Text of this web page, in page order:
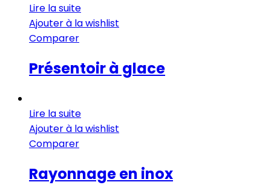
Lire la suite
Ajouter à la wishlist
Comparer
Présentoir à glace
Lire la suite
Ajouter à la wishlist
Comparer
Rayonnage en inox